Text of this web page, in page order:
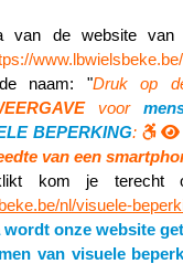
van de website van
naam: "Druk op
voor
BEPERKING:
van een
kom je terecht
nl/visuele-
onze website
van visuele